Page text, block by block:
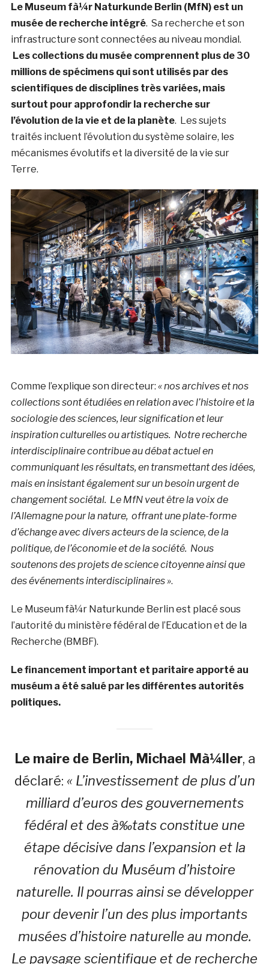
Le Museum fà¼r Naturkunde Berlin (MfN) est un
musée de recherche intégré. Sa recherche et son
infrastructure sont connectées au niveau mondial.
Les collections du musée comprennent plus de 30
millions de spécimens qui sont utilisés par des
scientifiques de disciplines très variées, mais
surtout pour approfondir la recherche sur
l’évolution de la vie et de la planète. Les sujets
traités incluent l’évolution du système solaire, les
mécanismes évolutifs et la diversité de la vie sur
Terre.
Comme l’explique son directeur: « nos archives et nos
collections sont étudiées en relation avec l’histoire et la
sociologie des sciences, leur signification et leur
inspiration culturelles ou artistiques. Notre recherche
interdisciplinaire contribue au débat actuel en
communiquant les résultats, en transmettant des idées,
mais en insistant également sur un besoin urgent de
changement sociétal. Le MfN veut être la voix de
l’Allemagne pour la nature, offrant une plate-forme
d’échange avec divers acteurs de la science, de la
politique, de l’économie et de la société. Nous
soutenons des projets de science citoyenne ainsi que
des événements interdisciplinaires ».
Le Museum fà¼r Naturkunde Berlin est placé sous
l’autorité du ministère fédéral de l’Education et de la
Recherche (BMBF).
Le financement important et paritaire apporté au
muséum a été salué par les différentes autorités
politiques.
Le maire de Berlin, Michael Mà¼ller, a
déclaré: « L’investissement de plus d’un
milliard d’euros des gouvernements
fédéral et des à‰tats constitue une
étape décisive dans l’expansion et la
rénovation du Muséum d’histoire
naturelle. Il pourras ainsi se développer
pour devenir l’un des plus importants
musées d’histoire naturelle au monde.
Le paysage scientifique et de recherche